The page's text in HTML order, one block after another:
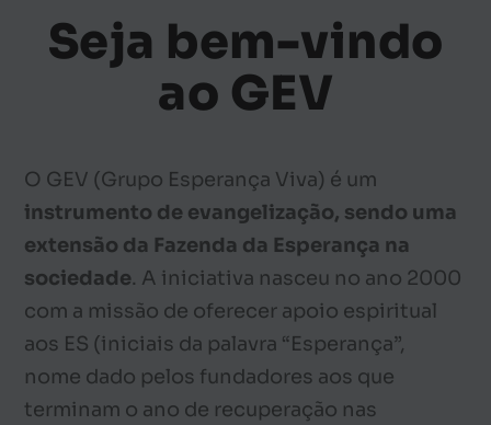
Seja bem-vindo
ao GEV
O GEV (Grupo Esperança Viva) é um
instrumento de evangelização, sendo uma
extensão da Fazenda da Esperança na
sociedade. A iniciativa nasceu no ano 2000
com a missão de oferecer apoio espiritual
aos ES (iniciais da palavra “Esperança”,
nome dado pelos fundadores aos que
terminam o ano de recuperação nas